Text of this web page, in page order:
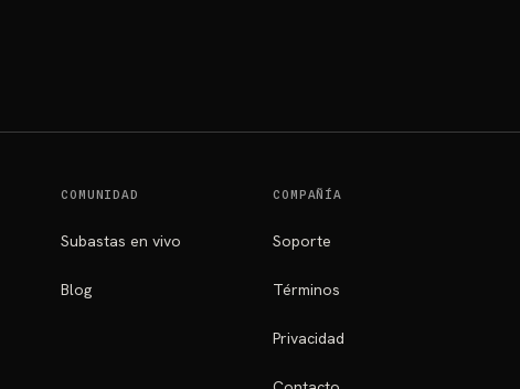
COMUNIDAD
Subastas en vivo
Blog
COMPAÑÍA
Soporte
Términos
Privacidad